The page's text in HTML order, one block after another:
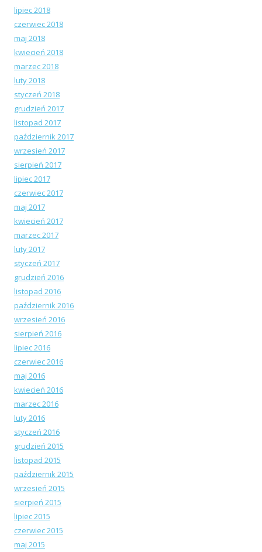
lipiec 2018
czerwiec 2018
maj 2018
kwiecień 2018
marzec 2018
luty 2018
styczeń 2018
grudzień 2017
listopad 2017
październik 2017
wrzesień 2017
sierpień 2017
lipiec 2017
czerwiec 2017
maj 2017
kwiecień 2017
marzec 2017
luty 2017
styczeń 2017
grudzień 2016
listopad 2016
październik 2016
wrzesień 2016
sierpień 2016
lipiec 2016
czerwiec 2016
maj 2016
kwiecień 2016
marzec 2016
luty 2016
styczeń 2016
grudzień 2015
listopad 2015
październik 2015
wrzesień 2015
sierpień 2015
lipiec 2015
czerwiec 2015
maj 2015